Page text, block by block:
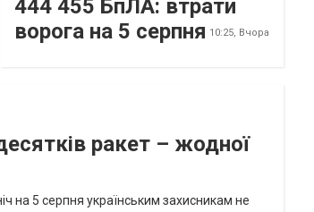
444 455 БпЛА: втрати
ворога на 5 серпня 10:25, Вчора
ракет – жодної
на 5 серпня українським захисникам не